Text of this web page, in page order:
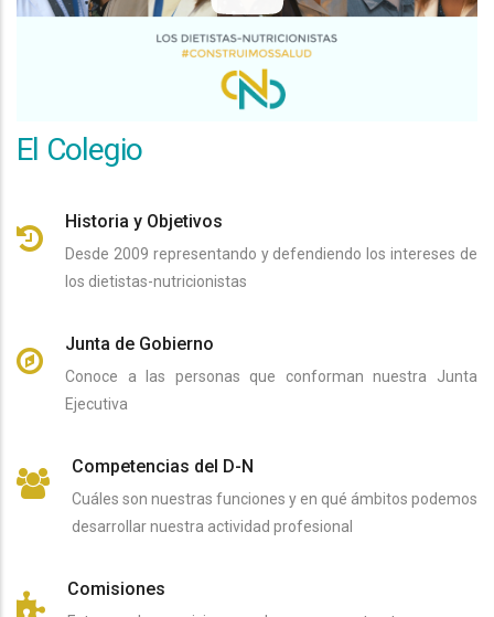
El Colegio
Historia y Objetivos
Desde 2009 representando y defendiendo los intereses de
los dietistas-nutricionistas
Junta de Gobierno
Conoce a las personas que conforman nuestra Junta
Ejecutiva
Competencias del D-N
Cuáles son nuestras funciones y en qué ámbitos podemos
desarrollar nuestra actividad profesional
Comisiones